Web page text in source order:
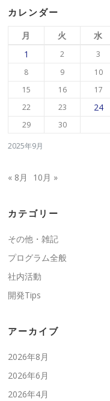
カレンダー
2025年9月
月 火 水
1
2 3
8
9 10
15
16 17
22
23 24
29
30
« 8月 10月 »
カテゴリー
その他・雑記
プログラム全般
社内活動
開発Tips
アーカイブ
2026年8月
2026年6月
2026年4月